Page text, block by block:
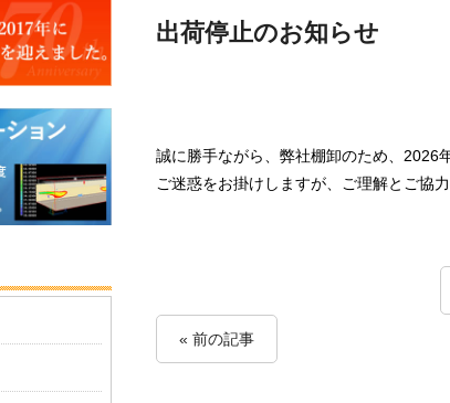
出荷停止のお知らせ
誠に勝手ながら、弊社棚卸のため、2026
ご迷惑をお掛けしますが、ご理解とご協
« 前の記事